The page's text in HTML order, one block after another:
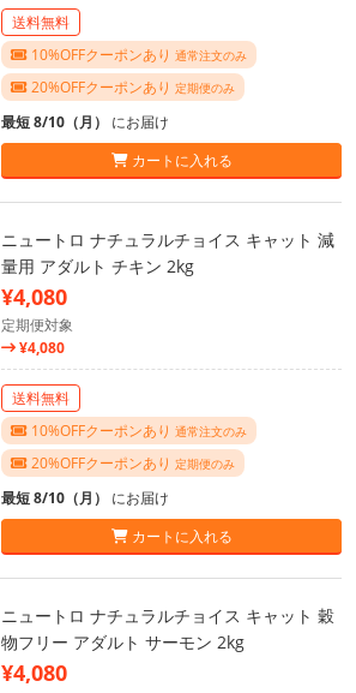
送料無料
10%OFFクーポンあり 通常注文のみ
20%OFFクーポンあり 定期便のみ
最短 8/10（月） にお届け
カートに入れる
ニュートロ ナチュラルチョイス キャット 減
量用 アダルト チキン 2kg
¥4,080
定期便対象
¥4,080
送料無料
10%OFFクーポンあり 通常注文のみ
20%OFFクーポンあり 定期便のみ
最短 8/10（月） にお届け
カートに入れる
ニュートロ ナチュラルチョイス キャット 穀
物フリー アダルト サーモン 2kg
¥4,080